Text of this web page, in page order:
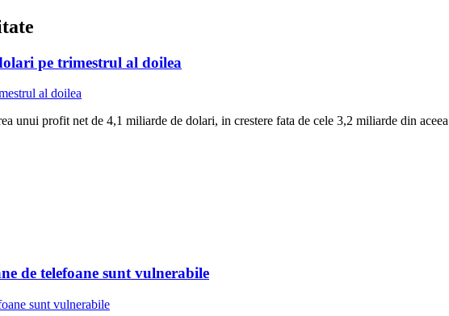
pe trimestrul al doilea
unui profit net de 4,1 miliarde de dolari, in crestere fata de cele 3,2 miliarde din aceea
de telefoane sunt vulnerabile